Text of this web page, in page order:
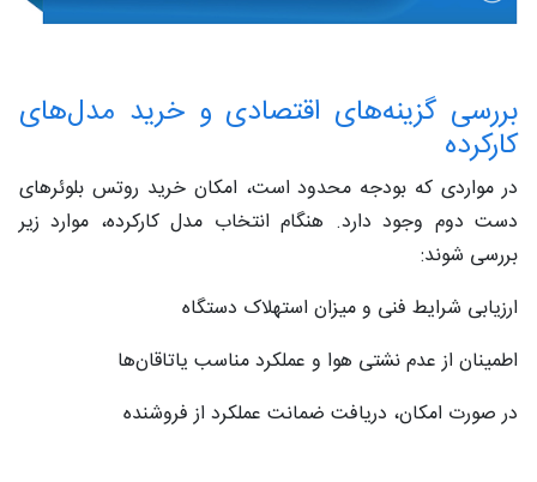
بررسی گزینه‌های اقتصادی و خرید مدل‌های
کارکرده
در مواردی که بودجه محدود است، امکان خرید روتس بلوئرهای
دست دوم وجود دارد. هنگام انتخاب مدل کارکرده، موارد زیر
بررسی شوند:
ارزیابی شرایط فنی و میزان استهلاک دستگاه
اطمینان از عدم نشتی هوا و عملکرد مناسب یاتاقان‌ها
در صورت امکان، دریافت ضمانت عملکرد از فروشنده